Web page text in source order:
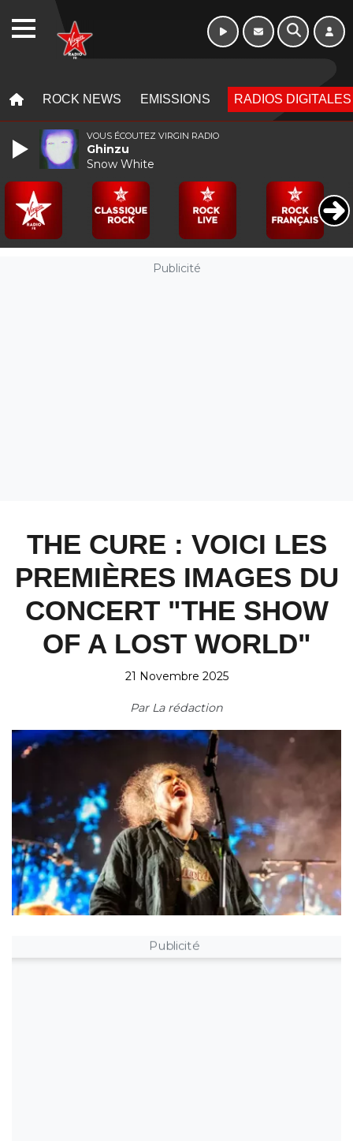
ROCK NEWS EMISSIONS RADIOS DIGITALES
Publicité
THE CURE : VOICI LES
PREMIÈRES IMAGES DU
CONCERT "THE SHOW
OF A LOST WORLD"
21 Novembre 2025
Par La rédaction
Publicité
VOUS ÉCOUTEZ VIRGIN RADIO
Ghinzu
Snow White
WEBRADIO Week-end de 06h
à 12h